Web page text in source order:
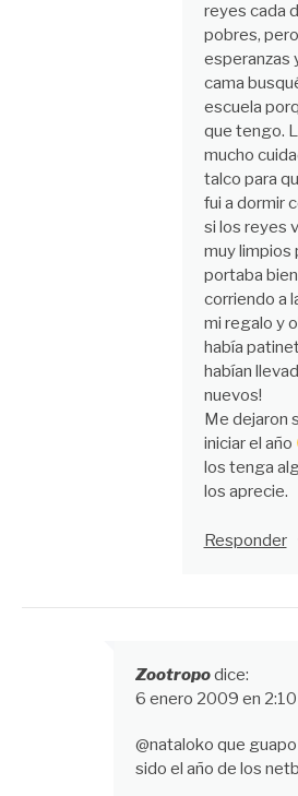
reyes cada
pobres,
esperanzas
cama
escuela
que tengo.
mucho
talco para
fui a dormir
si los reyes
muy limpios
portaba
corriendo a
mi regalo y
había
habían
nuevos!
Me dejaron
iniciar el año
los tenga
los aprecie.
Responder
Zootropodice:
6 enero 2009 en
@nataloko que guapo
sido el año de los